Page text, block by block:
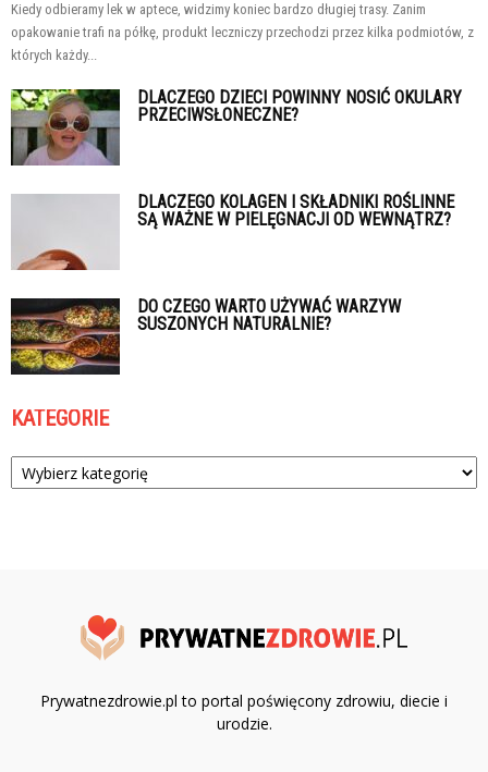
Kiedy odbieramy lek w aptece, widzimy koniec bardzo długiej trasy. Zanim
opakowanie trafi na półkę, produkt leczniczy przechodzi przez kilka podmiotów, z
których każdy...
DLACZEGO DZIECI POWINNY NOSIĆ OKULARY
PRZECIWSŁONECZNE?
DLACZEGO KOLAGEN I SKŁADNIKI ROŚLINNE
SĄ WAŻNE W PIELĘGNACJI OD WEWNĄTRZ?
DO CZEGO WARTO UŻYWAĆ WARZYW
SUSZONYCH NATURALNIE?
KATEGORIE
Kategorie
Prywatnezdrowie.pl to portal poświęcony zdrowiu, diecie i
urodzie.